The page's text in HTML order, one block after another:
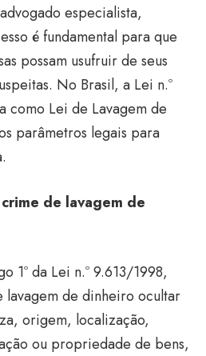
especialista,
é fundamental para que
possam usufruir de seus
No Brasil, a Lei n.º
como Lei de Lavagem de
parâmetros legais para
de lavagem de
1º da Lei n.º 9.613/1998,
lavagem de dinheiro ocultar
origem, localização,
ou propriedade de bens,